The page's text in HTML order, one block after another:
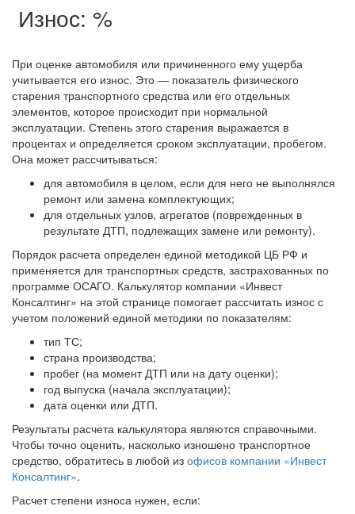
Износ: %
При оценке автомобиля или причиненного ему ущерба
учитывается его износ. Это — показатель физического
старения транспортного средства или его отдельных
элементов, которое происходит при нормальной
эксплуатации. Степень этого старения выражается в
процентах и определяется сроком эксплуатации, пробегом.
Она может рассчитываться:
для автомобиля в целом, если для него не выполнялся
ремонт или замена комплектующих;
для отдельных узлов, агрегатов (поврежденных в
результате ДТП, подлежащих замене или ремонту).
Порядок расчета определен единой методикой ЦБ РФ и
применяется для транспортных средств, застрахованных по
программе ОСАГО. Калькулятор компании «Инвест
Консалтинг» на этой странице помогает рассчитать износ с
учетом положений единой методики по показателям:
тип ТС;
страна производства;
пробег (на момент ДТП или на дату оценки);
год выпуска (начала эксплуатации);
дата оценки или ДТП.
Результаты расчета калькулятора являются справочными.
Чтобы точно оценить, насколько изношено транспортное
средство, обратитесь в любой из офисов компании «Инвест
Консалтинг».
Расчет степени износа нужен, если: